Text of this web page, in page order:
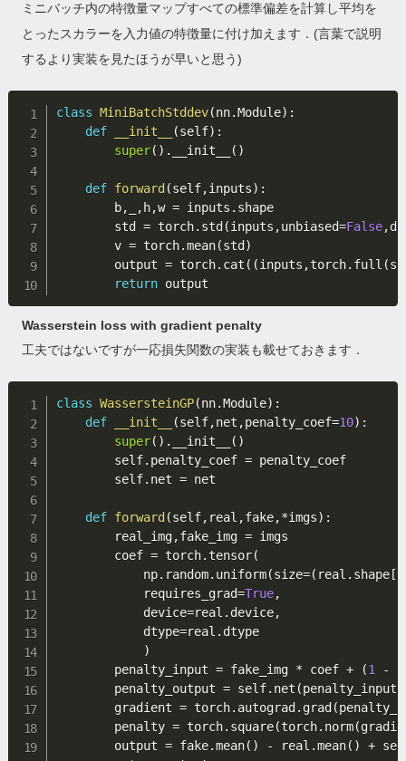
ミニバッチ内の特徴量マップすべての標準偏差を計算し平均を
とったスカラーを入力値の特徴量に付け加えます．(言葉で説明
するより実装を見たほうが早いと思う)
class MiniBatchStddev(nn.Module) :
def
__init__ (self) :
super( ) . __init__ ( )
def forward (self,inputs) :
        b
, , h,w = inputs . shape
        std
= torch. std (inputs ,unbiased=False,
        v
= torch.mean(std )
        output
= torch. cat ( (inputs ,torch. full (
return
Wasserstein loss with gradient penalty
工夫ではないですが一応損失関数の実装も載せておきます．
class WassersteinGP(nn.Module) :
def
__init__ (self,net ,penalty_coef=10) :
super( ) . __init__ ( )
        self
. penalty_coef = penalty_coef
        self
. net = net
def forward (self, real ,fake,*imgs) :
        real_img
,fake_img = imgs
        coef
= torch.tensor(
            np
. random. uniform(size=( real . shape [
            requires_grad
=True,
            device
=real . device,
            dtype
=real . dtype
)
        penalty_input
= fake_img * coef + (1 -
        penalty_output
= self. net (penalty_input
        gradient
= torch. autograd . grad (
        penalty
= torch. square(torch. norm(
        output
= fake.mean( ) - real .mean( ) +